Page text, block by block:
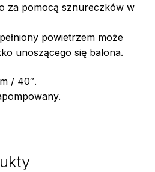
za pomocą sznureczków w
powietrzem może
unoszącego się balona.
/ 40″.